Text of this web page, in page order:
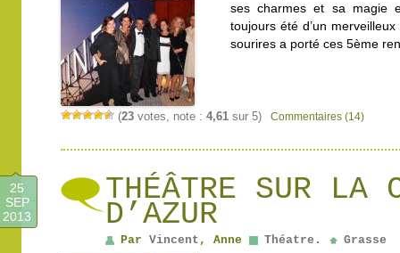
ses charmes et sa magie
toujours été d’un
sourires a porté ces 5ème
(23 votes, note : 4,61 sur 5) Commentaires (14)
THÉÂTRE SUR LA
D’AZUR
25
SEP
2013
Par Vincent , Anne Théatre . Grasse